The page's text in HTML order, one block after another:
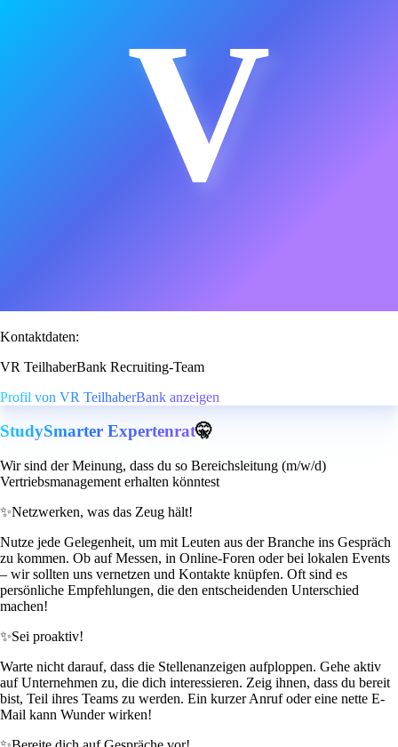
V
Kontaktdaten:
VR TeilhaberBank Recruiting-Team
Profil von VR TeilhaberBank anzeigen
StudySmarter Expertenrat🤫
Wir sind der Meinung, dass du so Bereichsleitung (m/w/d)
Vertriebsmanagement erhalten könntest
✨Netzwerken, was das Zeug hält!
Nutze jede Gelegenheit, um mit Leuten aus der Branche ins Gespräch
zu kommen. Ob auf Messen, in Online-Foren oder bei lokalen Events
– wir sollten uns vernetzen und Kontakte knüpfen. Oft sind es
persönliche Empfehlungen, die den entscheidenden Unterschied
machen!
✨Sei proaktiv!
Warte nicht darauf, dass die Stellenanzeigen aufploppen. Gehe aktiv
auf Unternehmen zu, die dich interessieren. Zeig ihnen, dass du bereit
bist, Teil ihres Teams zu werden. Ein kurzer Anruf oder eine nette E-
Mail kann Wunder wirken!